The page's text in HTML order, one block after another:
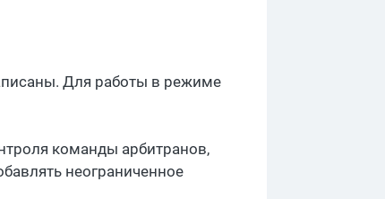
Для работы в режиме
команды арбитранов,
неограниченное